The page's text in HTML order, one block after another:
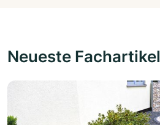
Neueste Fachartikel